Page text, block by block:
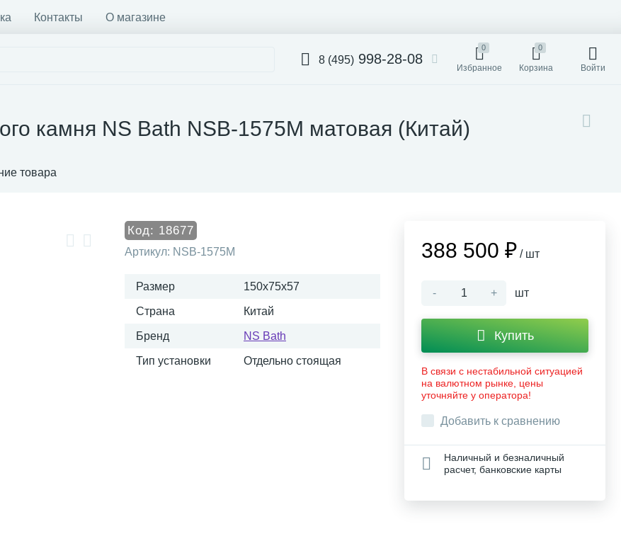
Контакты О магазине
8 (495) 998-28-08
0
Избранное
0
Корзина Войти
камня NS Bath NSB-1575M матовая (Китай)
товара
Код: 18677
Артикул: NSB-1575M
Размер 150x75x57
Страна Китай
Бренд NS Bath
Тип установки Отдельно стоящая
388 500 ₽ / шт
- + шт
Купить
В связи с нестабильной ситуацией
на валютном рынке, цены
уточняйте у оператора!
Добавить к сравнению
Наличный и безналичный
расчет, банковские карты